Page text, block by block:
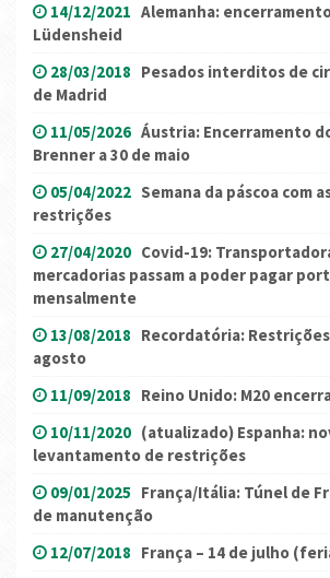
14/12/2021 Alemanha:
Lüdensheid
28/03/2018 Pesados interditos de
de Madrid
11/05/2026 Áustria: Encerramento
Brenner a 30 de maio
05/04/2022 Semana da páscoa com
restrições
27/04/2020 Covid-19:
mercadorias passam a poder pagar
mensalmente
13/08/2018 Recordatória: Restrições
agosto
11/09/2018 Reino Unido: M20
10/11/2020 (atualizado) Espanha:
levantamento de restrições
09/01/2025 França/Itália: Túnel de
de manutenção
12/07/2018 França – 14 de julho